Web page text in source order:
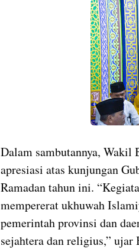
Dalam sambutannya,
apresiasi atas kunjungan
Ramadan tahun ini.
mempererat ukhuwah
pemerintah provinsi dan
sejahtera dan religius,” ujar